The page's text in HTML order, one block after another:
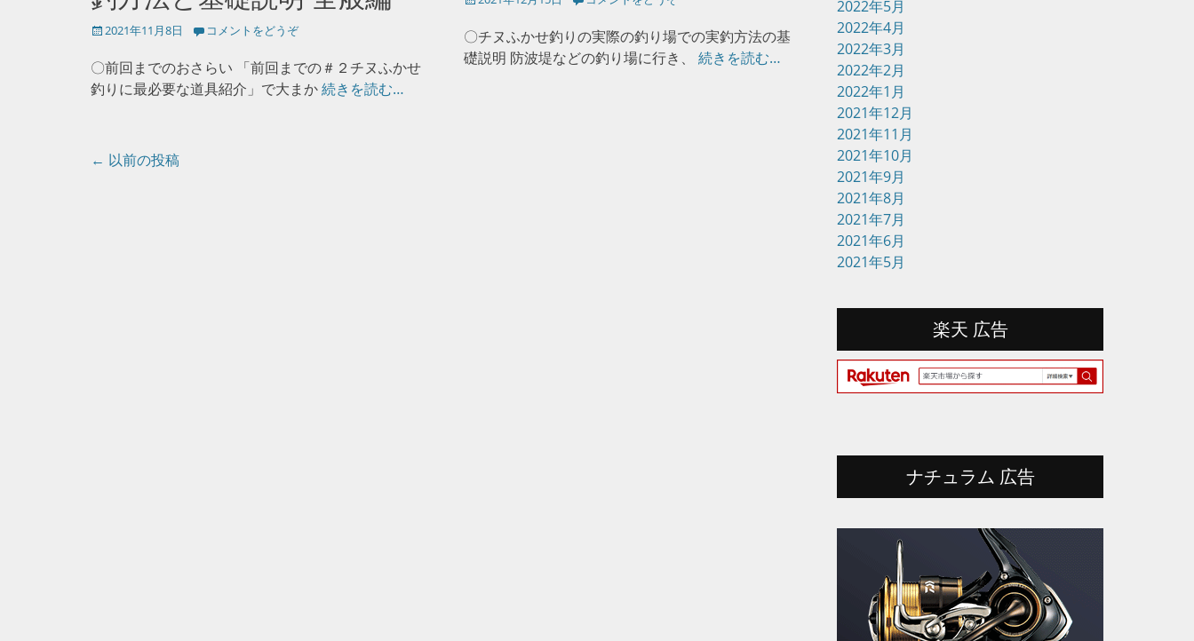
日
〇チヌふかせ釣りの実際の釣り場での実釣方法の基
礎説明 防波堤などの釣り場に行き、 続きを読む…
投
日
2021年11月8日 コメントをどうぞ
〇前回までのおさらい 「前回までの＃２チヌふかせ
釣りに最必要な道具紹介」で大まか続きを読む…
投
← 以前の投稿
2022年5月
2022年4月
2022年3月
2022年2月
2022年1月
2021年12月
2021年11月
2021年10月
2021年9月
2021年8月
2021年7月
2021年6月
2021年5月
楽天 広告
ナチュラム 広告